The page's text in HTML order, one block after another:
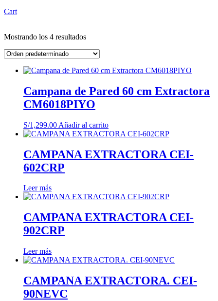
Cart
Mostrando los 4 resultados
Campana de Pared 60 cm Extractora
CM6018PIYO
S/1,299.00 Añadir al carrito
CAMPANA EXTRACTORA CEI-
602CRP
Leer más
CAMPANA EXTRACTORA CEI-
902CRP
Leer más
CAMPANA EXTRACTORA. CEI-
90NEVC